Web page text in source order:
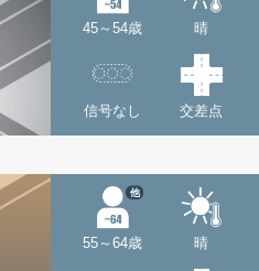
45～54歳 晴
信号なし 交差点
55～64歳
他
晴